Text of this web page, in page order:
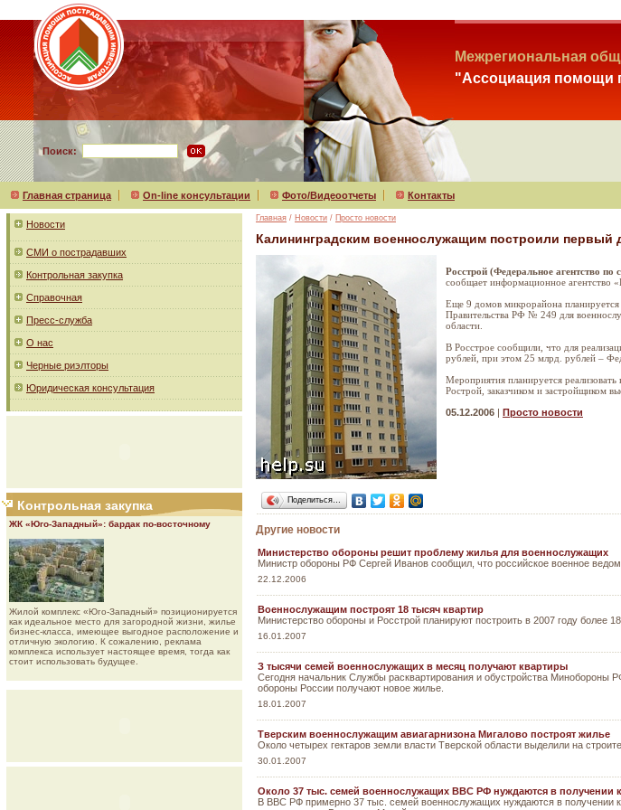
Межрегиональная
"Ассоциация помощи
Поиск:
Главная страница On-line консультации Фото/Видеоотчеты Контакты
Новости
СМИ о пострадавших
Контрольная закупка
Справочная
Пресс-служба
О нас
Черные риэлторы
Юридическая консультация
Контрольная закупка
ЖК «Юго-Западный»: бардак по-восточному
Жилой комплекс «Юго-Западный» позиционируется
как идеальное место для загородной жизни, жилье
бизнес-класса, имеющее выгодное расположение и
отличную экологию. К сожалению, реклама
комплекса использует настоящее время, тогда как
стоит использовать будущее.
Главная / Новости / Просто новости
Калининградским военнослужащим построили первый
Росстрой (Федеральное агентство
сообщает информационное агентство
Еще 9 домов микрорайона
Правительства РФ № 249 для
области.
В Росстрое сообщили, что для
рублей, при этом 25 млрд. рублей –
Мероприятия планируется
Рострой, заказчиком и застройщиком
05.12.2006 | Просто новости
Поделиться…
Другие новости
Министерство обороны решит проблему жилья для военнослужащих
Министр обороны РФ Сергей Иванов сообщил, что российское военное
22.12.2006
Военнослужащим построят 18 тысяч квартир
Министерство обороны и Росстрой планируют построить в 2007 году более
16.01.2007
З тысячи семей военнослужащих в месяц получают квартиры
Сегодня начальник Службы расквартирования и обустройства
обороны России получают новое жилье.
18.01.2007
Тверским военнослужащим авиагарнизона Мигалово построят жилье
Около четырех гектаров земли власти Тверской области выделили на
30.01.2007
Около 37 тыс. семей военнослужащих ВВС РФ нуждаются в получении
В ВВС РФ примерно 37 тыс. семей военнослужащих нуждаются в получении